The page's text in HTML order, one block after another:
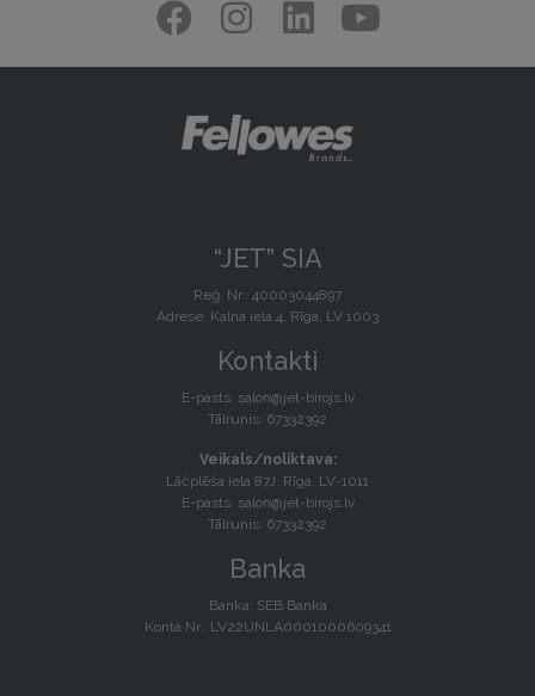
“JET” SIA
Reģ. Nr.: 40003044897
Adrese: Kalna iela 4, Rīga, LV 1003
Kontakti
E-pasts: salon@jet-birojs.lv
Tālrunis: 67332392
Veikals/noliktava:
Lāčplēša iela 87J, Rīga, LV-1011
E-pasts: salon@jet-birojs.lv
Tālrunis: 67332392
Banka
Banka: SEB Banka
Konta Nr.: LV22UNLA0001000609341